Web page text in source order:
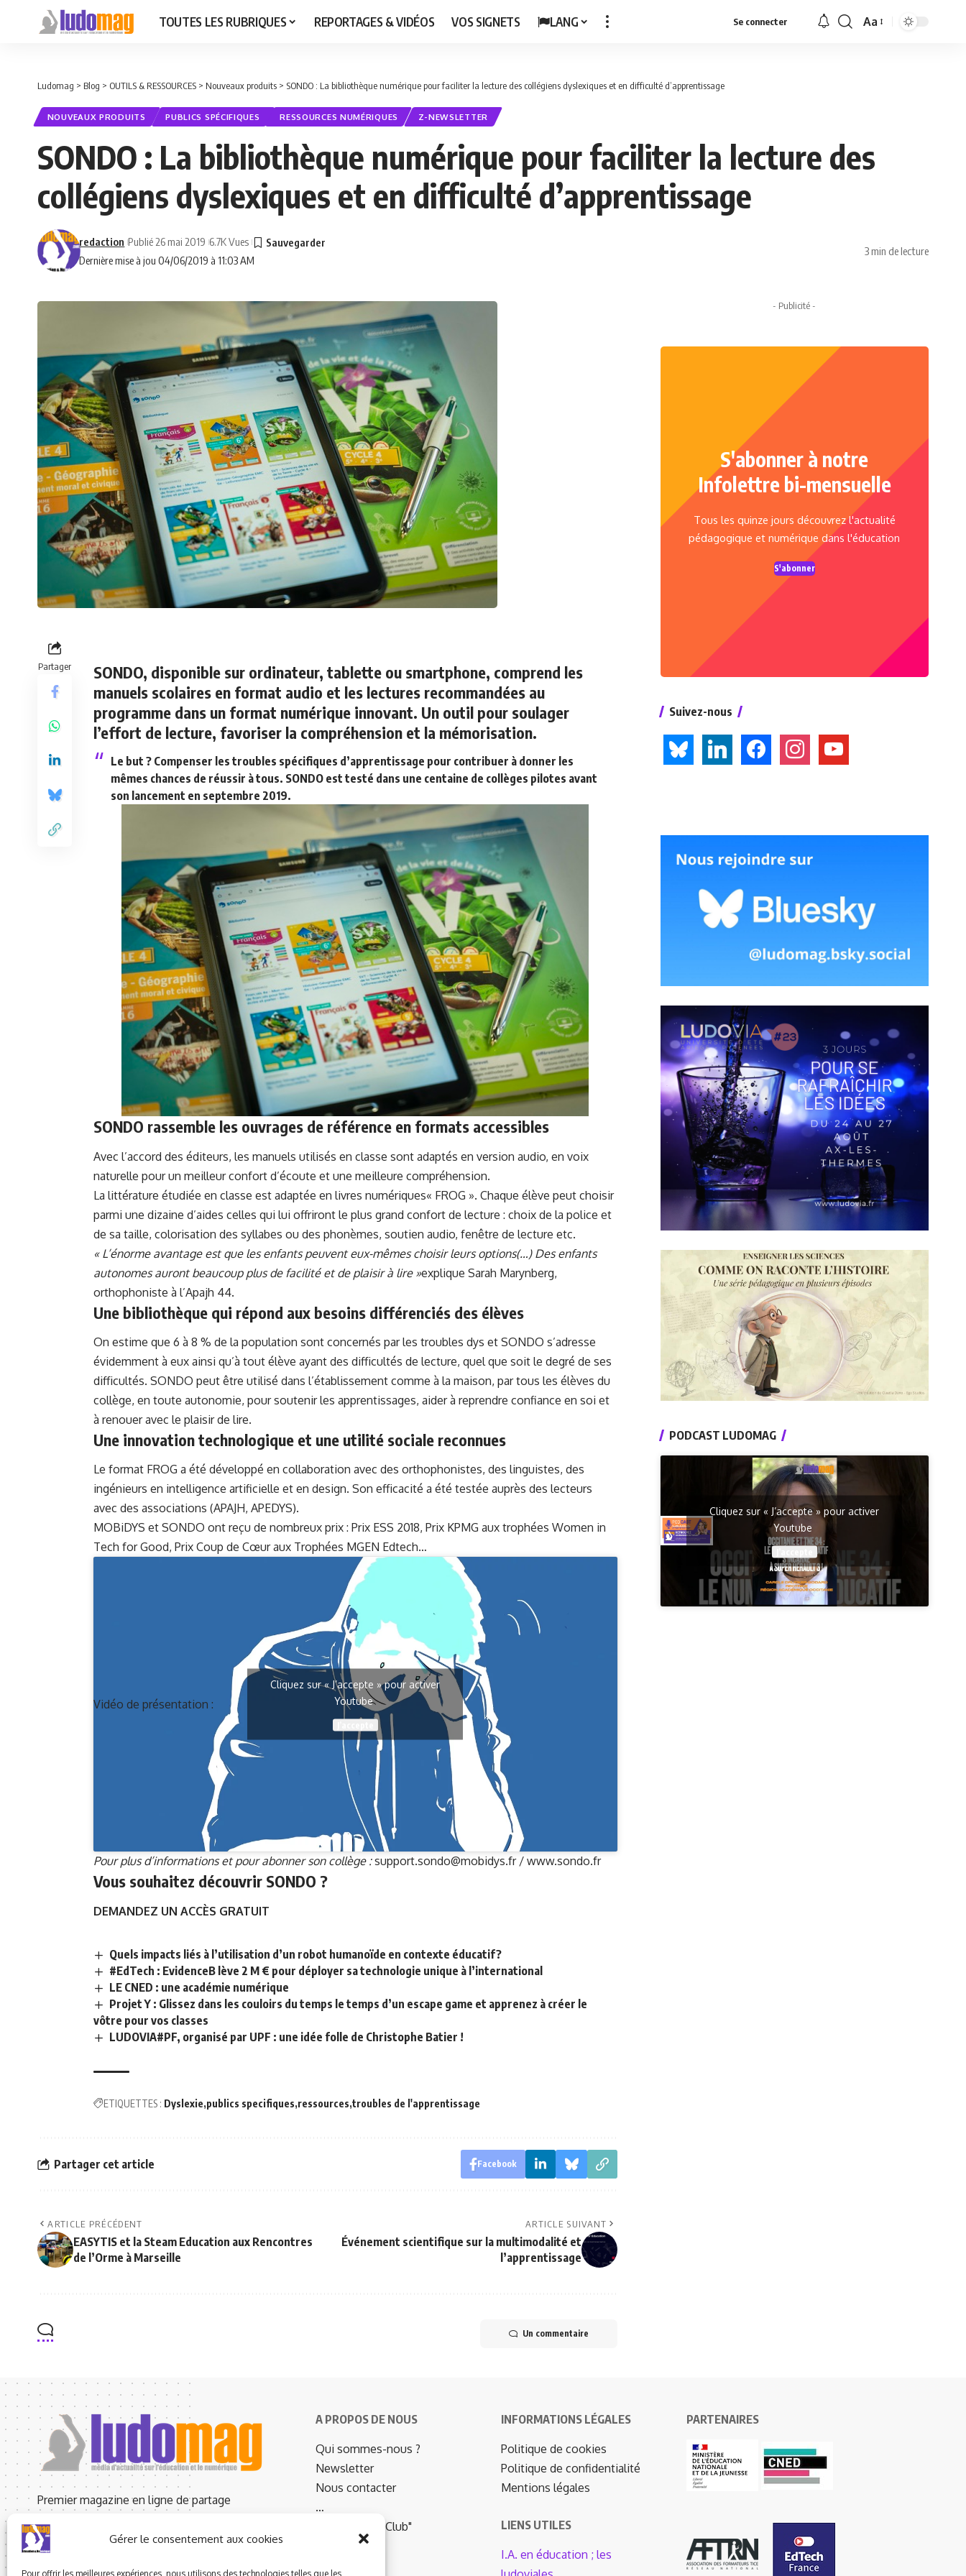
Gérer le consentement aux cookies
Pour offrir les meilleures expériences, nous utilisons des technologies telles que les
TOUTES LES RUBRIQUES REPORTAGES & VIDÉOS VOS SIGNETS LANG Se connecter
Font
Aa
Ludomag > Blog > OUTILS & RESSOURCES > Nouveaux produits > SONDO : La bibliothèque numérique pour faciliter la lecture des collégiens dyslexiques et en difficulté d’apprentissage
NOUVEAUX PRODUITS PUBLICS SPÉCIFIQUES RESSOURCES NUMÉRIQUES Z-NEWSLETTER
SONDO : La bibliothèque numérique pour faciliter la lecture des
collégiens dyslexiques et en difficulté d’apprentissage
Dernière mise à jou 04/06/2019 à 11:03 AM
redaction Publié 26 mai 2019 6.7K Vues
3 min de lecture
Partager
SONDO, disponible sur ordinateur, tablette ou smartphone, comprend les
manuels scolaires en format audio et les lectures recommandées au
programme dans un format numérique innovant. Un outil pour soulager
l’effort de lecture, favoriser la compréhension et la mémorisation.
Le but ? Compenser les troubles spécifiques d’apprentissage pour contribuer à donner les
mêmes chances de réussir à tous. SONDO est testé dans une centaine de collèges pilotes avant
son lancement en septembre 2019.
SONDO rassemble les ouvrages de référence en formats accessibles
Avec l’accord des éditeurs, les manuels utilisés en classe sont adaptés en version audio, en voix
naturelle pour un meilleur confort d’écoute et une meilleure compréhension.
La littérature étudiée en classe est adaptée en livres numériques« FROG ». Chaque élève peut choisir
parmi une dizaine d’aides celles qui lui offriront le plus grand confort de lecture : choix de la police et
de sa taille, colorisation des syllabes ou des phonèmes, soutien audio, fenêtre de lecture etc.
« L’énorme avantage est que les enfants peuvent eux-mêmes choisir leurs options(…) Des enfants
autonomes auront beaucoup plus de facilité et de plaisir à lire »explique Sarah Marynberg,
orthophoniste à l’Apajh 44.
Une bibliothèque qui répond aux besoins différenciés des élèves
On estime que 6 à 8 % de la population sont concernés par les troubles dys et SONDO s’adresse
évidemment à eux ainsi qu’à tout élève ayant des difficultés de lecture, quel que soit le degré de ses
difficultés. SONDO peut être utilisé dans l’établissement comme à la maison, par tous les élèves du
collège, en toute autonomie, pour soutenir les apprentissages, aider à reprendre confiance en soi et
à renouer avec le plaisir de lire.
Une innovation technologique et une utilité sociale reconnues
Le format FROG a été développé en collaboration avec des orthophonistes, des linguistes, des
ingénieurs en intelligence artificielle et en design. Son efficacité a été testée auprès des lecteurs
avec des associations (APAJH, APEDYS).
MOBiDYS et SONDO ont reçu de nombreux prix : Prix ESS 2018, Prix KPMG aux trophées Women in
Tech for Good, Prix Coup de Cœur aux Trophées MGEN Edtech…
Vidéo de présentation :
Cliquez sur « J’accepte » pour activer
Youtube
Pour plus d’informations et pour abonner son collège :support.sondo@mobidys.fr / www.sondo.fr
Vous souhaitez découvrir SONDO ?
DEMANDEZ UN ACCÈS GRATUIT
Quels impacts liés à l’utilisation d’un robot humanoïde en contexte éducatif?
#EdTech : EvidenceB lève 2 M € pour déployer sa technologie unique à l’international
LE CNED : une académie numérique
Projet Y : Glissez dans les couloirs du temps le temps d’un escape game et apprenez à créer le
vôtre pour vos classes
LUDOVIA#PF, organisé par UPF : une idée folle de Christophe Batier !
ETIQUETTES : Dyslexie publics specifiques ressources troubles de l'apprentissage
Partager cet article Facebook
ARTICLE PRÉCÉDENT
EASYTIS et la Steam Education aux Rencontres
de l’Orme à Marseille
ARTICLE SUIVANT
Événement scientifique sur la multimodalité et
l’apprentissage
Un commentaire
- Publicité -
S'abonner à notre
Infolettre bi-mensuelle
Tous les quinze jours découvrez l'actualité
pédagogique et numérique dans l'éducation
S'abonner
Suivez-nous
bluesky linkedin facebookinstagramyoutube
PODCAST LUDOMAG
Cliquez sur « J’accepte » pour activer
Youtube
Premier magazine en ligne de partage
leurs pratiques pédagogiques en classe avec le
A PROPOS DE NOUS
Qui sommes-nous ?
Newsletter
Nous contacter
…
Ludomag "Le Club"
INFORMATIONS LÉGALES
Politique de cookies
Politique de confidentialité
Mentions légales
LIENS UTILES
I.A. en éducation ; les
PARTENAIRES